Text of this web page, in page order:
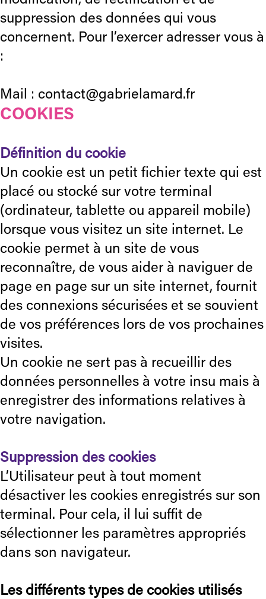
suppression des données qui vous
concernent. Pour l’exercer adresser vous à
:
Mail : contact@gabrielamard.fr
COOKIES
Définition du cookie
Un cookie est un petit fichier texte qui est
placé ou stocké sur votre terminal
(ordinateur, tablette ou appareil mobile)
lorsque vous visitez un site internet. Le
cookie permet à un site de vous
reconnaître, de vous aider à naviguer de
page en page sur un site internet, fournit
des connexions sécurisées et se souvient
de vos préférences lors de vos prochaines
visites.
Un cookie ne sert pas à recueillir des
données personnelles à votre insu mais à
enregistrer des informations relatives à
votre navigation.
Suppression des cookies
L’Utilisateur peut à tout moment
désactiver les cookies enregistrés sur son
terminal. Pour cela, il lui suffit de
sélectionner les paramètres appropriés
dans son navigateur.
Les différents types de cookies utilisés